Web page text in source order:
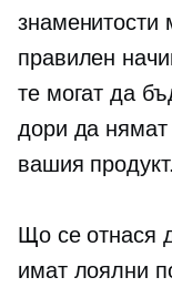
знаменитости
правилен
те могат да
дори да нямат
вашия продукт.
Що се отнася
имат лоялни